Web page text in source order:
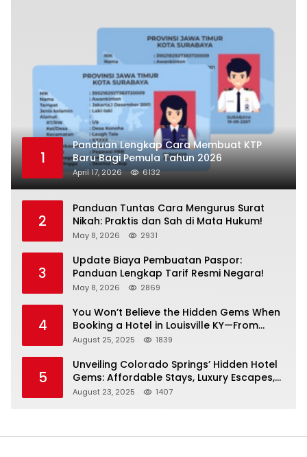
1
Panduan Lengkap Cara Membuat KTP
Baru Bagi Pemula Tahun 2026
April 17, 2026 6132
2
Panduan Tuntas Cara Mengurus Surat
Nikah: Praktis dan Sah di Mata Hukum!
May 8, 2026 2931
3
Update Biaya Pembuatan Paspor:
Panduan Lengkap Tarif Resmi Negara!
May 8, 2026 2869
4
You Won’t Believe the Hidden Gems When
Booking a Hotel in Louisville KY—From
Cheap to Luxe!
August 25, 2025 1839
5
Unveiling Colorado Springs’ Hidden Hotel
Gems: Affordable Stays, Luxury Escapes,
and Everything In Between!
August 23, 2025 1407